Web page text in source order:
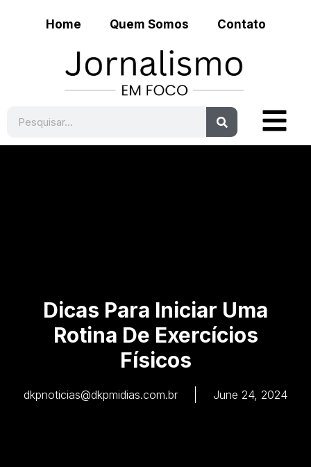
Home Quem Somos Contato
Dicas Para Iniciar Uma
Rotina De Exercícios
Físicos
dkpnoticias@dkpmidias.com.br June 24, 2024